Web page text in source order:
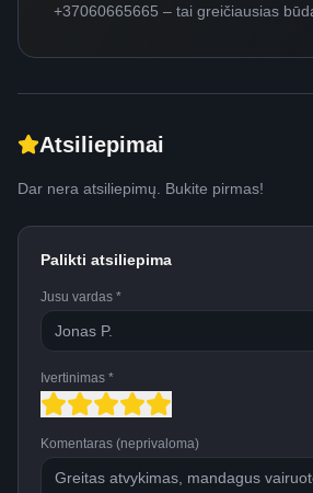
+37060665665 – tai greičiausias
Atsiliepimai
Dar nera atsiliepimų. Bukite pirmas!
Palikti atsiliepima
Jusu vardas *
Ivertinimas *
Komentaras (neprivaloma)